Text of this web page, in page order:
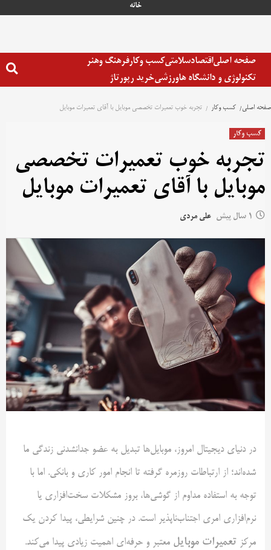
خانه
صفحه اصلیاقتصادسلامتیکسب وکارفرهنگ وهنر
تکنولوژی و دانشگاه هاورزشیخرید رپورتاژ
صفحه اصلی کسب وکار تجربه خوب تعمیرات تخصصی موبایل با آقای تعمیرات موبایل
کسب وکار
تجربه خوب تعمیرات تخصصی
موبایل با آقای تعمیرات موبایل
1 سال پیش علی مردی
در دنیای دیجیتال امروز، موبایل‌ها تبدیل به عضو جدانشدنی زندگی ما
شده‌اند؛ از ارتباطات روزمره گرفته تا انجام امور کاری و بانکی. اما با
توجه به استفاده مداوم از گوشی‌ها، بروز مشکلات سخت‌افزاری یا
نرم‌افزاری امری اجتناب‌ناپذیر است. در چنین شرایطی، پیدا کردن یک
مرکز تعمیرات موبایل معتبر و حرفه‌ای اهمیت زیادی پیدا می‌کند.